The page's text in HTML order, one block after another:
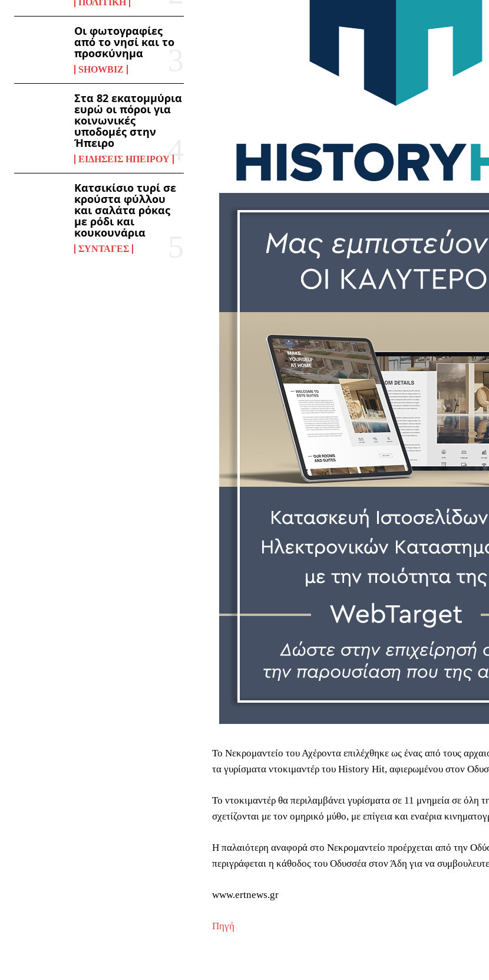
Οι φωτογραφίες
από το νησί και το
προσκύνημα
SHOWBIZ
Στα 82 εκατομμύρια
ευρώ οι πόροι για
κοινωνικές
υποδομές στην
Ήπειρο
ΕΙΔΉΣΕΙΣ ΗΠΕΊΡΟΥ
Κατσικίσιο τυρί σε
κρούστα φύλλου
και σαλάτα ρόκας
με ρόδι και
κουκουνάρια
ΣΥΝΤΑΓΈΣ
Το Νεκρομαντείο του Αχέροντα επιλέχθηκε ως ένας από τους
τα γυρίσματα ντοκιμαντέρ του History Hit, αφιερωμένου στον
Το ντοκιμαντέρ θα περιλαμβάνει γυρίσματα σε 11 μνημεία σε όλη
σχετίζονται με τον ομηρικό μύθο, με επίγεια και εναέρια
Η παλαιότερη αναφορά στο Νεκρομαντείο προέρχεται από την
περιγράφεται η κάθοδος του Οδυσσέα στον Άδη για να
www.ertnews.gr
Πηγή